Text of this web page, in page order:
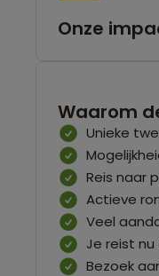
Onze
Waarom
Unieke
Reis naar
Actieve
Veel
Je reist
Bezoek